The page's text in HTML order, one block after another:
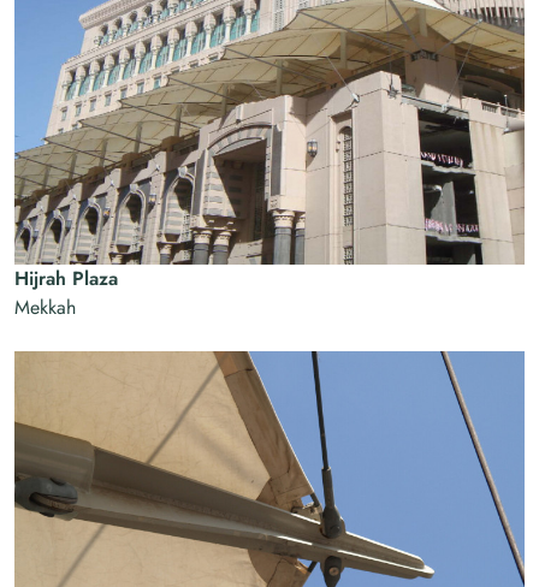
Hijrah Plaza
Mekkah